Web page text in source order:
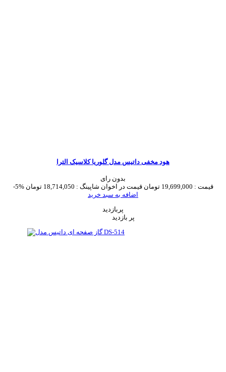
هود مخفی داتیس مدل گلوریا کلاسیک الترا
بدون رای
-5%
قیمت : 19,699,000 تومان قیمت در اخوان شاپینگ : 18,714,050 تومان
اضافه به سبد خرید
پربازدید
پر بازدید